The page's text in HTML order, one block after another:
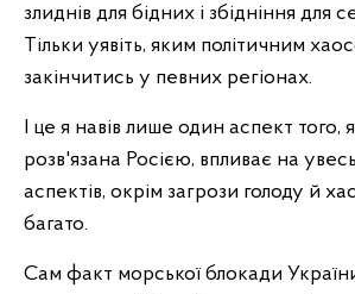
злиднів для бідних і збідніння для
Тільки уявіть, яким політичним
закінчитись у певних регіонах.
І це я навів лише один аспект того,
розв'язана Росією, впливає на
аспектів, окрім загрози голоду й
багато.
Сам факт морської блокади